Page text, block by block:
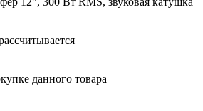
данного товара